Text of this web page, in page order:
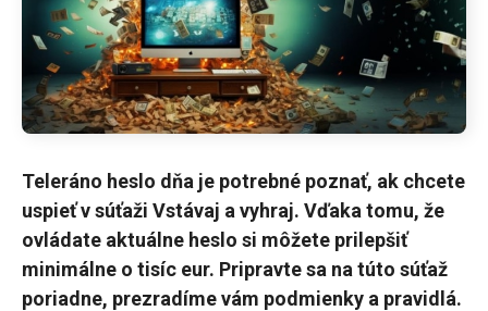
Teleráno heslo dňa je potrebné poznať, ak chcete
uspieť v súťaži Vstávaj a vyhraj. Vďaka tomu, že
ovládate aktuálne heslo si môžete prilepšiť
minimálne o tisíc eur. Pripravte sa na túto súťaž
poriadne, prezradíme vám podmienky a pravidlá.